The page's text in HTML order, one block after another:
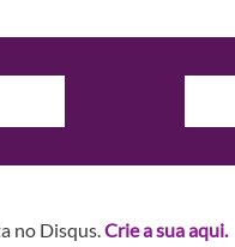
no Disqus.Crie a sua aqui.